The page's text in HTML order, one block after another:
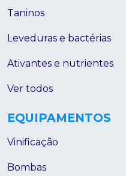
Taninos
Leveduras e bactérias
Ativantes e nutrientes
Ver todos
EQUIPAMENTOS
Vinificação
Bombas